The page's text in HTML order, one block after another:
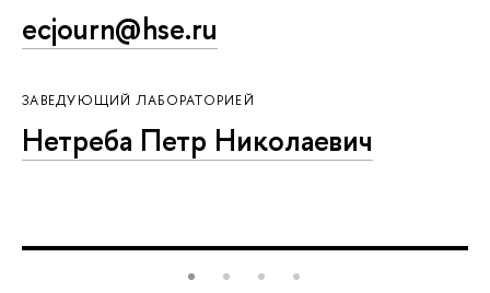
ecjourn@hse.ru
ЗАВЕДУЮЩИЙ ЛАБОРАТОРИЕЙ
Нетреба Петр Николаевич